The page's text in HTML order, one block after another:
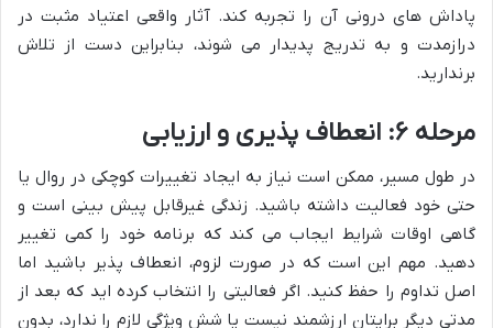
پاداش های درونی آن را تجربه کند. آثار واقعی اعتیاد مثبت در
درازمدت و به تدریج پدیدار می شوند، بنابراین دست از تلاش
برندارید.
مرحله ۶: انعطاف پذیری و ارزیابی
در طول مسیر، ممکن است نیاز به ایجاد تغییرات کوچکی در روال یا
حتی خود فعالیت داشته باشید. زندگی غیرقابل پیش بینی است و
گاهی اوقات شرایط ایجاب می کند که برنامه خود را کمی تغییر
دهید. مهم این است که در صورت لزوم، انعطاف پذیر باشید اما
اصل تداوم را حفظ کنید. اگر فعالیتی را انتخاب کرده اید که بعد از
مدتی دیگر برایتان ارزشمند نیست یا شش ویژگی لازم را ندارد، بدون